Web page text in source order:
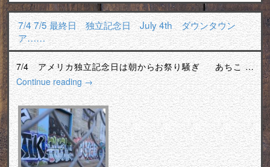
7/4 7/5 最終日 独立記念日 July 4th ダウンタウン
ア……
7/4 アメリカ独立記念日は朝からお祭り騒ぎ あちこ …
Continue reading→